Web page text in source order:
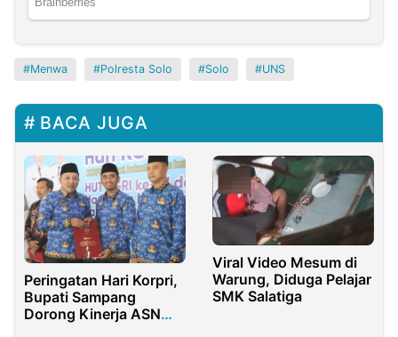
Menwa Polresta Solo Solo UNS
BACA JUGA
Peringatan Hari Korpri,
Bupati Sampang
Dorong Kinerja ASN
Viral Video Mesum di
Warung, Diduga Pelajar
SMK Salatiga